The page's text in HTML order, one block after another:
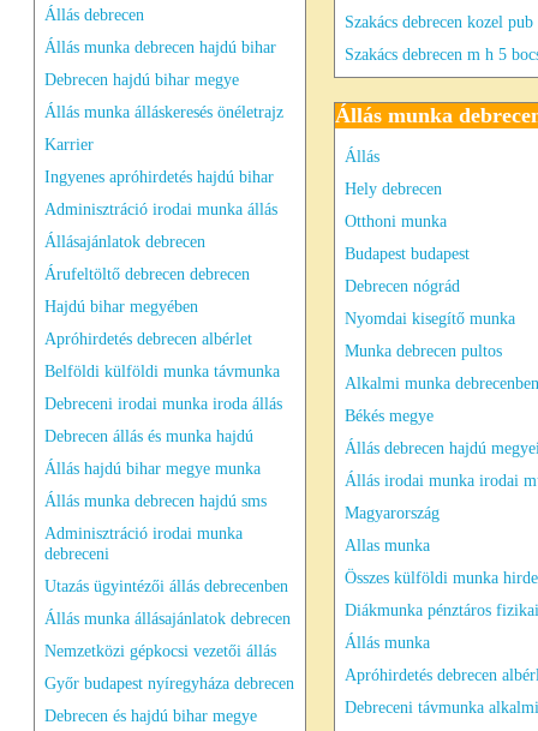
Állás debrecen
Állás munka debrecen hajdú bihar
Debrecen hajdú bihar megye
Állás munka álláskeresés önéletrajz
Karrier
Ingyenes apróhirdetés hajdú bihar
Adminisztráció irodai munka állás
Állásajánlatok debrecen
Árufeltöltő debrecen debrecen
Hajdú bihar megyében
Apróhirdetés debrecen albérlet
Belföldi külföldi munka távmunka
Debreceni irodai munka iroda állás
Debrecen állás és munka hajdú
Állás hajdú bihar megye munka
Állás munka debrecen hajdú sms
Adminisztráció irodai munka
debreceni
Utazás ügyintézői állás debrecenben
Állás munka állásajánlatok debrecen
Nemzetközi gépkocsi vezetői állás
Győr budapest nyíregyháza debrecen
Debrecen és hajdú bihar megye
Szakács debrecen kozel
Szakács debrecen m h 5
Állás munka
Állás
Hely debrecen
Otthoni munka
Budapest budapest
Debrecen nógrád
Nyomdai kisegítő munka
Munka debrecen pultos
Alkalmi munka
Békés megye
Állás debrecen hajdú
Állás irodai munka irodai
Magyarország
Allas munka
Összes külföldi munka
Diákmunka pénztáros
Állás munka
Apróhirdetés debrecen
Debreceni távmunka